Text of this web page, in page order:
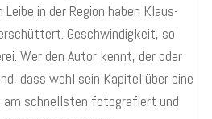
in der Region haben Klaus-
Geschwindigkeit, so
Wer den Autor kennt, der oder
dass wohl sein Kapitel über eine
am schnellsten fotografiert und